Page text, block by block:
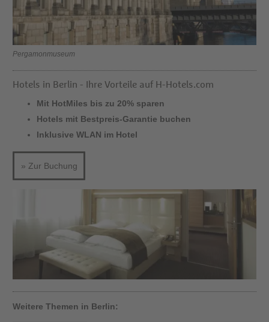
Pergamonmuseum
Hotels in Berlin - Ihre Vorteile auf H-Hotels.com
Mit HotMiles bis zu 20% sparen
Hotels mit Bestpreis-Garantie buchen
Inklusive WLAN im Hotel
» Zur Buchung
Weitere Themen in Berlin: